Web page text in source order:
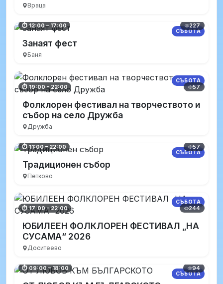
Враца
СЪБОТА
⏱ 12:00 – 17:00 227
Занаят фест
Баня
СЪБОТА
⏱ 19:00 – 22:00 57
Фолклорен фестивал на творчеството и
събор на село Дружба
Дружба
СЪБОТА
⏱ 11:00 – 22:00 57
Традиционен събор
Петково
СЪБОТА
⏱ 17:00 – 22:00 244
ЮБИЛЕЕН ФОЛКЛОРЕН ФЕСТИВАЛ „НА
СУСАМА“ 2026
Доситеево
СЪБОТА
⏱ 09:00 – 18:00 94